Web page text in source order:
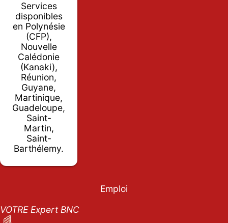
Services
disponibles
en Polynésie
(CFP),
Nouvelle
Calédonie
(Kanaki),
Réunion,
Guyane,
Martinique,
Guadeloupe,
Saint-
Martin,
Saint-
Barthélemy.
Emploi
VOTRE Expert BNC